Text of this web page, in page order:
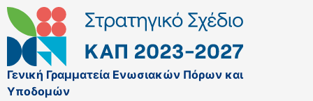
Γενική Γραμματεία Ενωσιακών Πόρων και
Υποδομών